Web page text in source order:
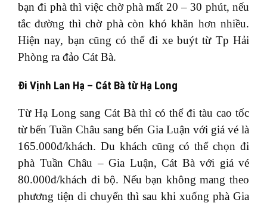
bạn đi phà thì việc chờ phà mất 20 – 30 phút, nếu
tắc đường thì chờ phà còn khó khăn hơn nhiều.
Hiện nay, bạn cũng có thể đi xe buýt từ Tp Hải
Phòng ra đảo Cát Bà.
Đi Vịnh Lan Hạ – Cát Bà từ Hạ Long
Từ Hạ Long sang Cát Bà thì có thể đi tàu cao tốc
từ bến Tuần Châu sang bến Gia Luận với giá vé là
165.000đ/khách. Du khách cũng có thể chọn đi
phà Tuần Châu – Gia Luận, Cát Bà với giá vé
80.000đ/khách đi bộ. Nếu bạn không mang theo
phương tiện di chuyển thì sau khi xuống phà Gia